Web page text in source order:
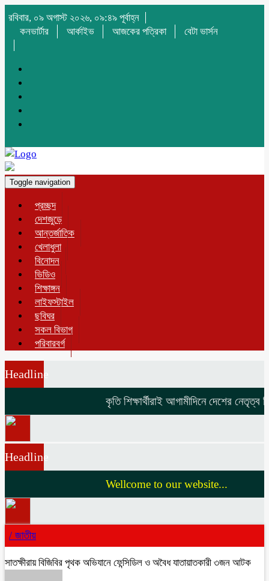
রবিবার, ০৯ অগাস্ট ২০২৬, ০৯:৪৯ পূর্বাহ্ন
কনভার্টার
আর্কাইভ আজকের পত্রিকা বেটা ভার্সন
Toggle navigation
প্রচ্ছদ
দেশজুড়ে
আন্তর্জাতিক
খেলাধুলা
বিনোদন
ভিডিও
শিক্ষাঙ্গন
লাইফস্টাইল
ছবিঘর
সকল বিভাগ
পরিবারবর্গ
Headline
কৃতি শিক্ষার্থীরাই আগামীদিনে দেশের নেতৃত্ব
Headline
Wellcome to our website...
/ জাতীয়
সাতক্ষীরায় বিজিবির পৃথক অভিযানে ফেন্সিডিল ও অবৈধ যাতায়াতকারী ৩জন আটক